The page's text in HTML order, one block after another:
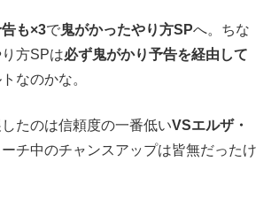
も×3で鬼がかったやり方SPへ。ちな
方SPは必ず鬼がかり予告を経由して
なのかな。
たのは信頼度の一番低いVSエルザ・
チ中のチャンスアップは皆無だったけ